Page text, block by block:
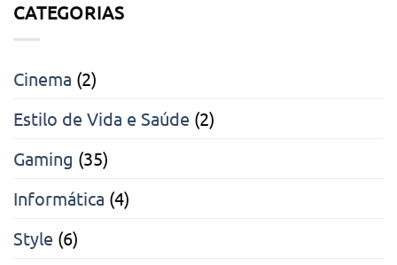
CATEGORIAS
Cinema (2)
Estilo de Vida e Saúde (2)
Gaming (35)
Informática (4)
Style (6)